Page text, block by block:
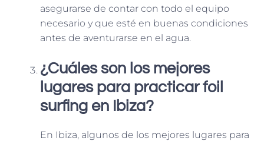
asegurarse de contar con todo el equipo
necesario y que esté en buenas condiciones
antes de aventurarse en el agua.
¿Cuáles son los mejores
lugares para practicar foil
surfing en Ibiza?
En Ibiza, algunos de los mejores lugares para